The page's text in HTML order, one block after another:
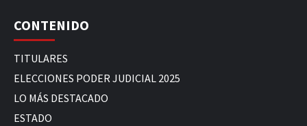
CONTENIDO
TITULARES
ELECCIONES PODER JUDICIAL 2025
LO MÁS DESTACADO
ESTADO